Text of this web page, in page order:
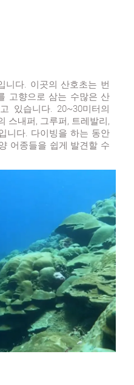
니다. 이곳의 산호초는 번
고향으로 삼는 수많은 산
있습니다. 20~30미터의
스내퍼, 그루퍼, 트레발리,
니다. 다이빙을 하는 동안
어종들을 쉽게 발견할 수